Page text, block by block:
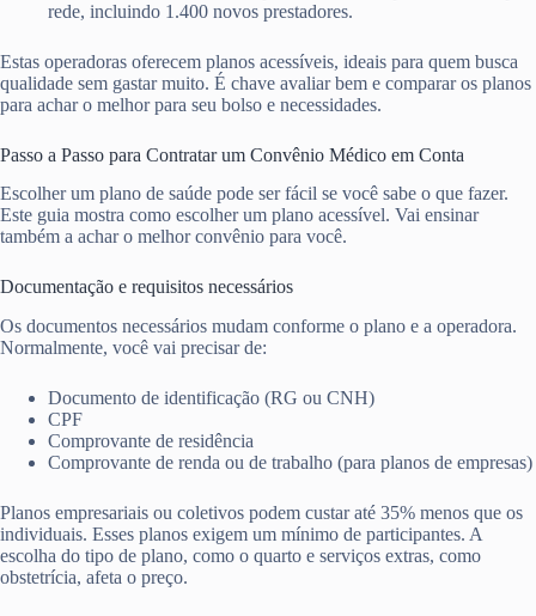
rede, incluindo 1.400 novos prestadores.
Estas operadoras oferecem planos acessíveis, ideais para quem busca
qualidade sem gastar muito. É chave avaliar bem e comparar os planos
para achar o melhor para seu bolso e necessidades.
Passo a Passo para Contratar um Convênio Médico em Conta
Escolher um plano de saúde pode ser fácil se você sabe o que fazer.
Este guia mostra como escolher um plano acessível. Vai ensinar
também a achar o melhor convênio para você.
Documentação e requisitos necessários
Os documentos necessários mudam conforme o plano e a operadora.
Normalmente, você vai precisar de:
Documento de identificação (RG ou CNH)
CPF
Comprovante de residência
Comprovante de renda ou de trabalho (para planos de empresas)
Planos empresariais ou coletivos podem custar até 35% menos que os
individuais. Esses planos exigem um mínimo de participantes. A
escolha do tipo de plano, como o quarto e serviços extras, como
obstetrícia, afeta o preço.